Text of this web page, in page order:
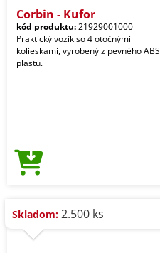
Corbin - Kufor
kód produktu:21929001000
Praktický vozík so 4 otočnými
kolieskami, vyrobený z pevného ABS
plastu.
Skladom: 2.500 ks